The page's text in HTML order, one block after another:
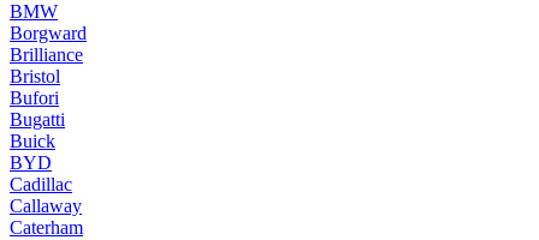
BMW
Borgward
Brilliance
Bristol
Bufori
Bugatti
Buick
BYD
Cadillac
Callaway
Caterham